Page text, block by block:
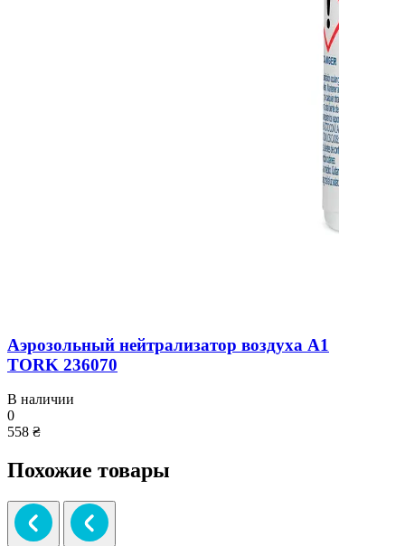
Аэрозольный нейтрализатор воздуха A1
TORK 236070
В наличии
0
558 ₴
Похожие товары